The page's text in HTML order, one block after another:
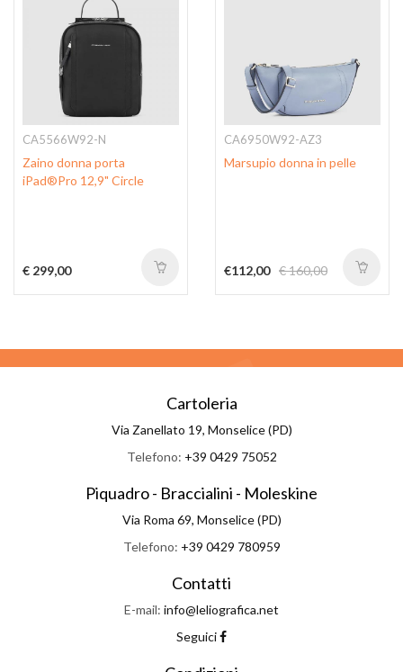
CA5566W92-N
Zaino donna porta
iPad®Pro 12,9" Circle
€ 299,00
CA6950W92-AZ3
Marsupio donna in pelle
€112,00 € 160,00
Cartoleria
Via Zanellato 19, Monselice (PD)
Telefono: +39 0429 75052
Piquadro - Braccialini - Moleskine
Via Roma 69, Monselice (PD)
Telefono: +39 0429 780959
Contatti
E-mail: info@leliografica.net
Seguici